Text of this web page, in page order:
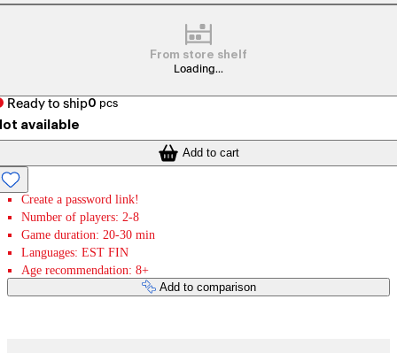
From store shelf
Loading...
Ready to ship0 pcs
available
Add to cart
Create a password link!
Number of players: 2-8
Game duration: 20-30 min
Languages: EST FIN
Age recommendation: 8+
Add to comparison